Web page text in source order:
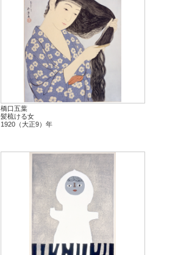
橋口五葉
髪梳ける女
1920（大正9）年